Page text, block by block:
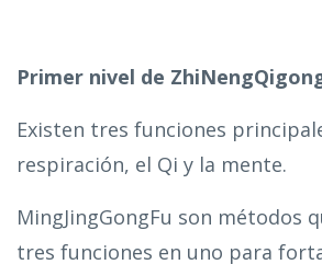
Primer nivel de
Existen tres funciones
respiración, el Qi y la mente.
MingJingGongFu son métodos
tres funciones en uno para